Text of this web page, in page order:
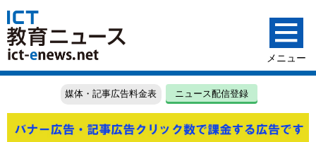
媒体・記事広告料金表 ニュース配信登録